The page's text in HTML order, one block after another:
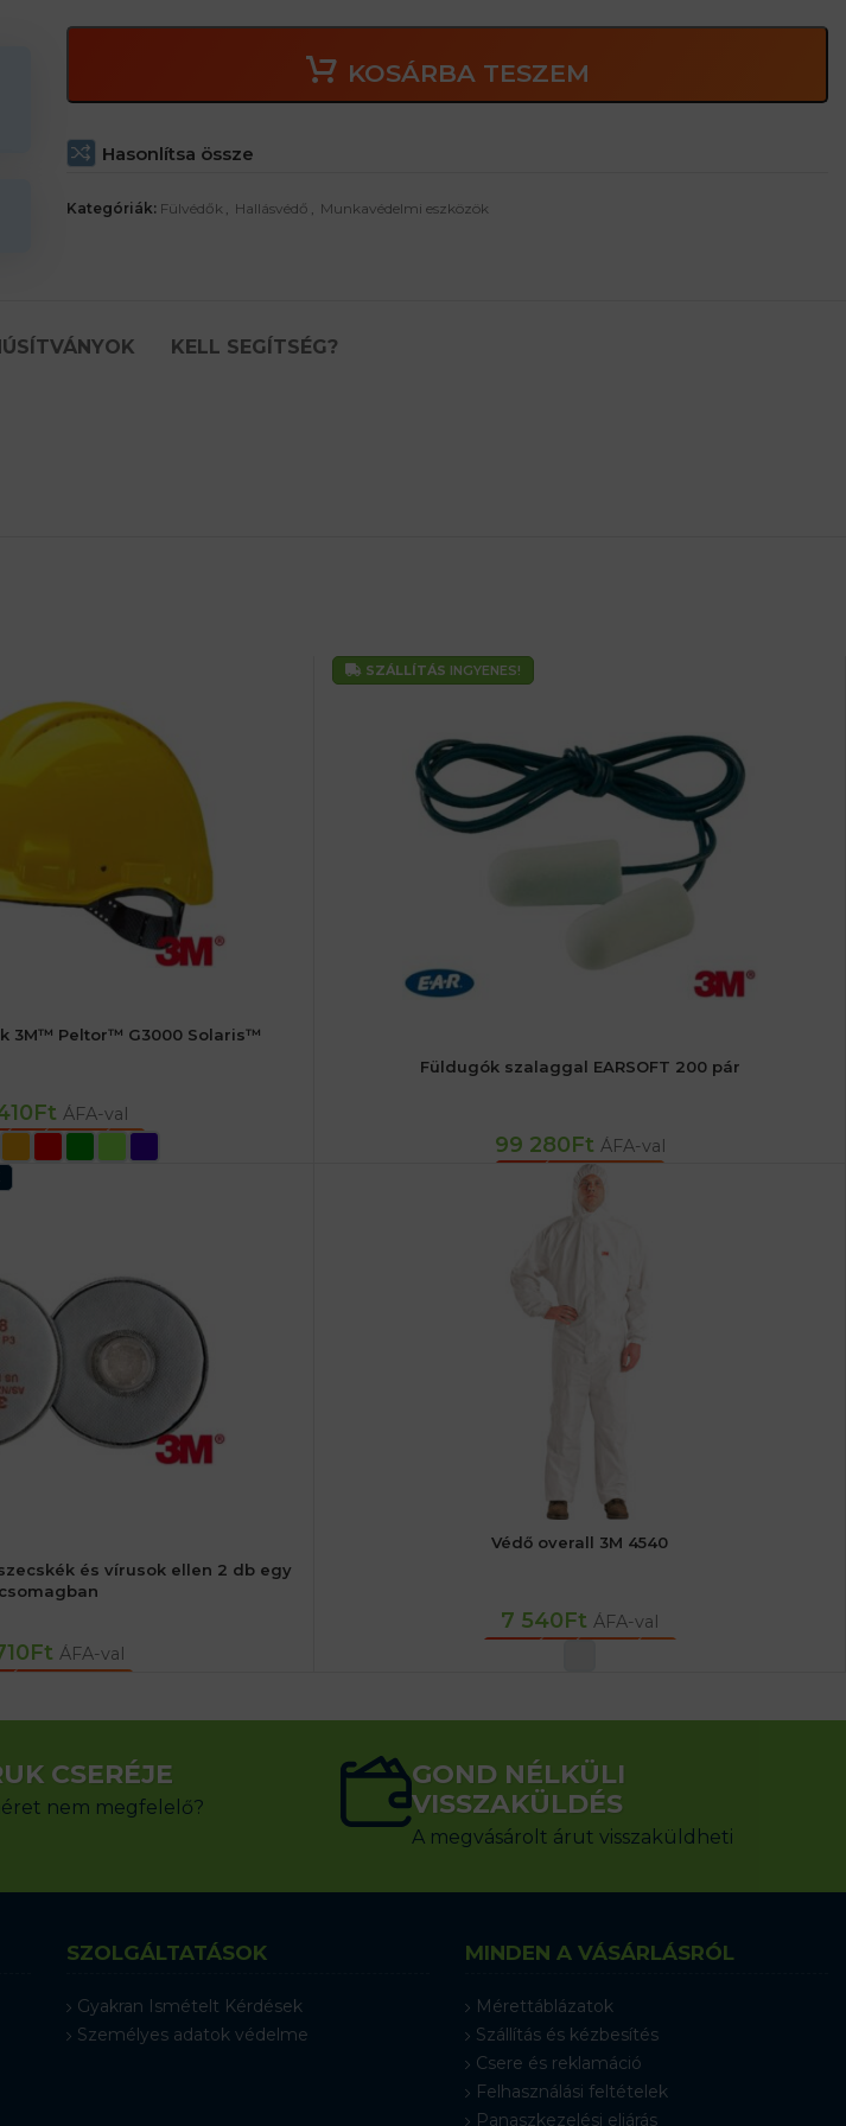
KOSÁRBA TESZEM
Hasonlítsa össze
Kategóriák: Fülvédők , Hallásvédő , Munkavédelmi eszközök
KELL SEGÍTSÉG?
3M™ Peltor™ G3000 Solaris™
Ft ÁFA-val
VÁLASZTÁSA
SZÁLLÍTÁS INGYENES!
Füldugók szalaggal EARSOFT 200 pár
99 280Ft ÁFA-val
KOSÁRBA TESZEM
és vírusok ellen 2 db egy
csomagban
Ft ÁFA-val
TESZEM
Védő overall 3M 4540
7 540Ft ÁFA-val
OPCIÓK VÁLASZTÁSA
CSERÉJE
nem megfelelő?
GOND NÉLKÜLI
VISSZAKÜLDÉS
A megvásárolt árut visszaküldheti
SZOLGÁLTATÁSOK
Gyakran Ismételt Kérdések
Személyes adatok védelme
MINDEN A VÁSÁRLÁSRÓL
Mérettáblázatok
Szállítás és kézbesítés
Csere és reklamáció
Felhasználási feltételek
Panaszkezelési eljárás